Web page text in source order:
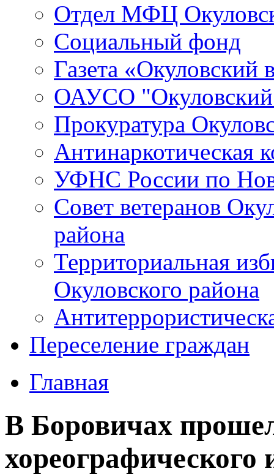
Отдел МФЦ
Социальный фонд
Газета «Окуловский
ОАУСО
Прокуратура
Антинаркотическая
УФНС России по
Совет ветеранов
района
Территориальная
Окуловского района
Переселение граждан
Главная
В Боровичах
хореографического